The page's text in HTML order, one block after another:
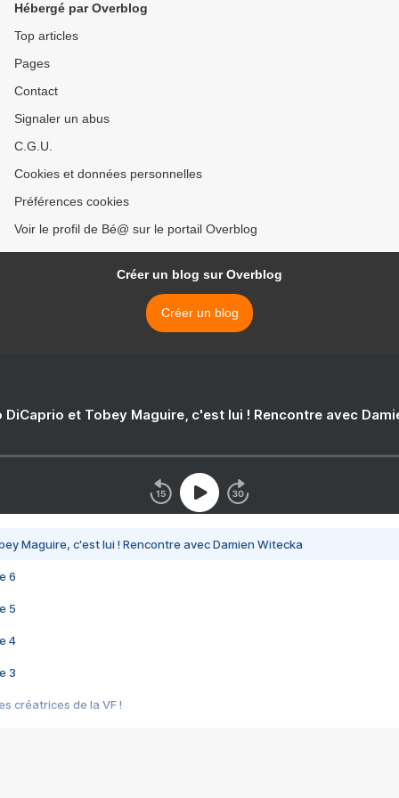
Hébergé par Overblog
Top articles
Pages
Contact
Signaler un abus
C.G.U.
Cookies et données personnelles
Préférences cookies
Voir le profil de Bé@ sur le portail Overblog
Créer un blog sur Overblog
Créer un blog
DiCaprio et Tobey Maguire, c'est lui ! Rencontre avec
Maguire, c'est lui ! Rencontre avec Damien Witecka
6
5
4
3
créatrices de la VF !